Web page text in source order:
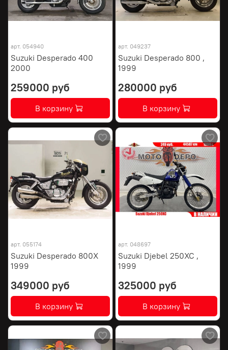
арт. 054940
Suzuki Desperado 400
2000
259000 руб
В корзину
арт. 049237
Suzuki Desperado 800 ,
1999
280000 руб
В корзину
арт. 055174
Suzuki Desperado 800X
1999
349000 руб
В корзину
арт. 048697
Suzuki Djebel 250XC ,
1999
325000 руб
В корзину